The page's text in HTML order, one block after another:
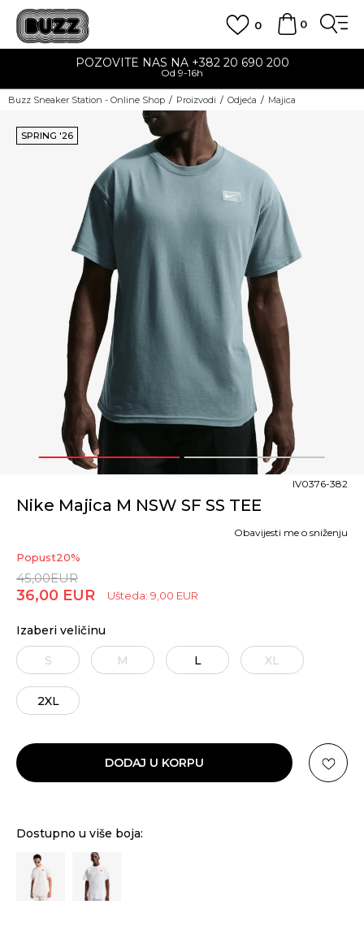
0
0
POZOVITE NAS NA +382 20 690 200
Od 9-16h
Buzz Sneaker Station - Online Shop Proizvodi Odjeća Majica
1 2
SPRING '26
Nike Majica M NSW SF SS TEE
IV0376-382
Popust20%
45,00EUR
36,00 EUR Ušteda: 9,00 EUR
Obavijesti me o sniženju
Izaberi veličinu
S M L XL
2XL
DODAJ U KORPU
Dostupno u više boja: